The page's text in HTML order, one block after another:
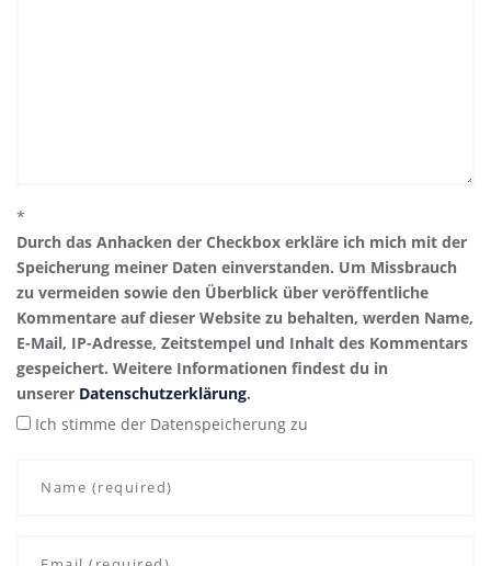
*
Durch das Anhacken der Checkbox erkläre ich mich mit der
Speicherung meiner Daten einverstanden. Um Missbrauch
zu vermeiden sowie den Überblick über veröffentliche
Kommentare auf dieser Website zu behalten, werden Name,
E-Mail, IP-Adresse, Zeitstempel und Inhalt des Kommentars
gespeichert. Weitere Informationen findest du in
unserer Datenschutzerklärung.
Ich stimme der Datenspeicherung zu